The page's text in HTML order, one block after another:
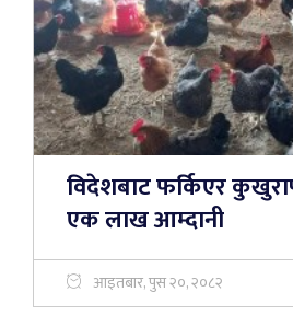
विदेशबाट फर्किएर
एक लाख आम्दानी
आइतबार, पुस २०, २०८२